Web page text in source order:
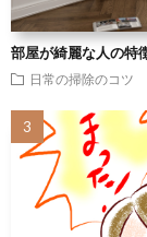
部屋が綺麗な人の特
日常の掃除のコツ